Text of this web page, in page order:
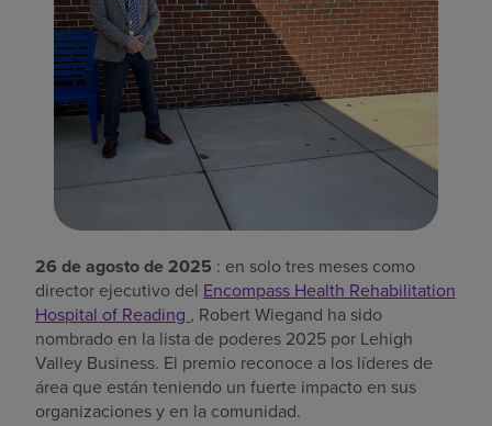
Empleos
Pagar mi factura
26 de agosto de 2025 : en solo tres meses como
director ejecutivo del Encompass Health Rehabilitation
Hospital of Reading , Robert Wiegand ha sido
nombrado en la lista de poderes 2025 por Lehigh
Valley Business. El premio reconoce a los líderes de
área que están teniendo un fuerte impacto en sus
organizaciones y en la comunidad.